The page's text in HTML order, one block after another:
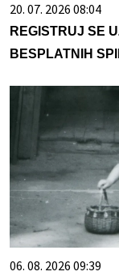
20. 07. 2026 08:04
REGISTRUJ SE
BESPLATNIH
06. 08. 2026 09:39